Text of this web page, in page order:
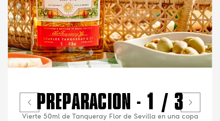
PREPARACIÓN - 1 / 3
Vierte 50ml de Tanqueray Flor de Sevilla en una copa